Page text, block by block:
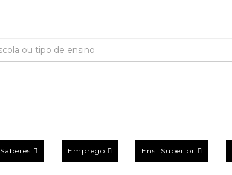
Saberes Emprego Ens. Superior